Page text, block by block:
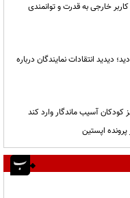
خارجی به قدرت و توانمندی
انتقادات نمایندگان درباره
آسیب ماندگار وارد کند
اپستین